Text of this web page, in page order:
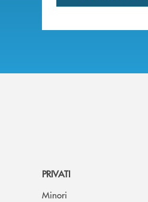
PRIVATI
Minori